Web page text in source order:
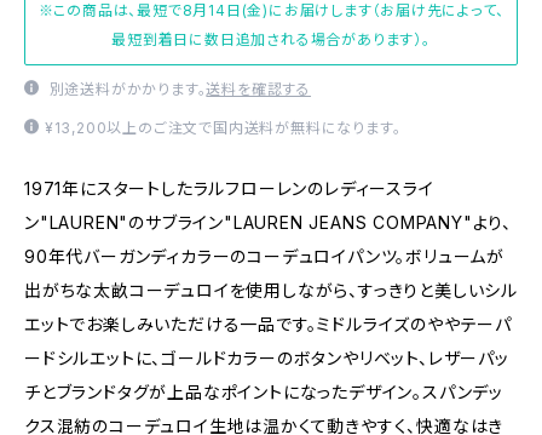
※この商品は、最短で8月14日(金)にお届けします（お届け先によって、
最短到着日に数日追加される場合があります）。
別途送料がかかります。送料を確認する
¥13,200以上のご注文で国内送料が無料になります。
1971年にスタートしたラルフローレンのレディースライ
ン"LAUREN"のサブライン"LAUREN JEANS COMPANY"より、
90年代バーガンディカラーのコーデュロイパンツ。ボリュームが
出がちな太畝コーデュロイを使用しながら、すっきりと美しいシル
エットでお楽しみいただける一品です。ミドルライズのややテーパ
ードシルエットに、ゴールドカラーのボタンやリベット、レザーパッ
チとブランドタグが上品なポイントになったデザイン。スパンデッ
クス混紡のコーデュロイ生地は温かくて動きやすく、快適なはき